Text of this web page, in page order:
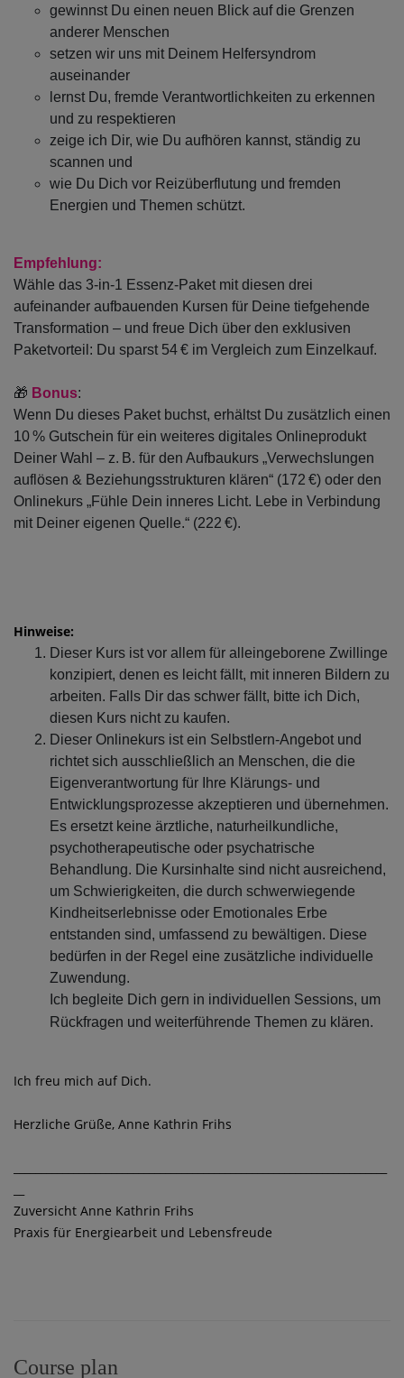
gewinnst Du einen neuen Blick auf die Grenzen
anderer Menschen
setzen wir uns mit Deinem Helfersyndrom
auseinander
lernst Du, fremde Verantwortlichkeiten zu erkennen
und zu respektieren
zeige ich Dir, wie Du aufhören kannst, ständig zu
scannen und
wie Du Dich vor Reizüberflutung und fremden
Energien und Themen schützt.
Empfehlung:
Wähle das 3-in-1 Essenz-Paket mit diesen drei
aufeinander aufbauenden Kursen für Deine tiefgehende
Transformation – und freue Dich über den exklusiven
Paketvorteil: Du sparst 54 € im Vergleich zum Einzelkauf.
🎁 Bonus:
Wenn Du dieses Paket buchst, erhältst Du zusätzlich einen
10 % Gutschein für ein weiteres digitales Onlineprodukt
Deiner Wahl – z. B. für den Aufbaukurs „Verwechslungen
auflösen & Beziehungsstrukturen klären“ (172 €) oder den
Onlinekurs „Fühle Dein inneres Licht. Lebe in Verbindung
mit Deiner eigenen Quelle.“ (222 €).
Hinweise:
Dieser Kurs ist vor allem für alleingeborene Zwillinge
konzipiert, denen es leicht fällt, mit inneren Bildern zu
arbeiten. Falls Dir das schwer fällt, bitte ich Dich,
diesen Kurs nicht zu kaufen.
Dieser Onlinekurs ist ein Selbstlern-Angebot und
richtet sich ausschließlich an Menschen, die die
Eigenverantwortung für Ihre Klärungs- und
Entwicklungsprozesse akzeptieren und übernehmen.
Es ersetzt keine ärztliche, naturheilkundliche,
psychotherapeutische oder psychatrische
Behandlung. Die Kursinhalte sind nicht ausreichend,
um Schwierigkeiten, die durch schwerwiegende
Kindheitserlebnisse oder Emotionales Erbe
entstanden sind, umfassend zu bewältigen. Diese
bedürfen in der Regel eine zusätzliche individuelle
Zuwendung.
Ich begleite Dich gern in individuellen Sessions, um
Rückfragen und weiterführende Themen zu klären.
Ich freu mich auf Dich.
Herzliche Grüße, Anne Kathrin Frihs
Zuversicht Anne Kathrin Frihs
Praxis für Energiearbeit und Lebensfreude
Course plan